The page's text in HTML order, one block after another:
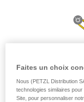
Faites un choix
Nous (PETZL Distribution
technologies similaires
Site, pour personnaliser